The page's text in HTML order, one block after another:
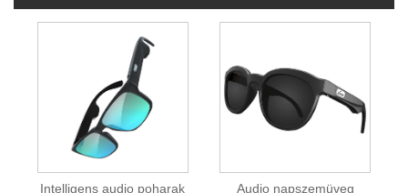
Intelligens audio poharak Audio napszemüveg